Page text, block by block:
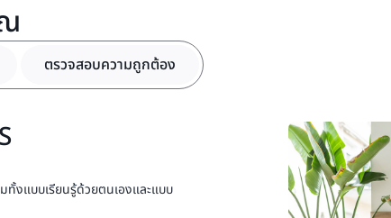
ตรวจสอบความถูกต้อง
งแบบเรียนรู้ด้วยตนเองและแบบ